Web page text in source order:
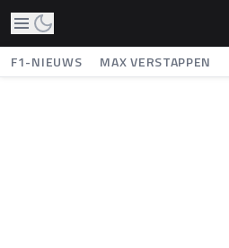
F1-NIEUWS MAX VERSTAPPEN